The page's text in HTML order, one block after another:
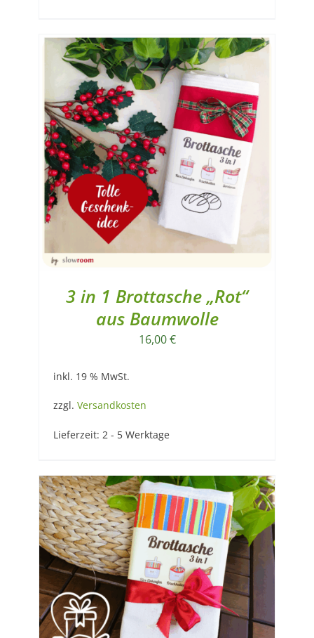
3 in 1 Brottasche „Rot“
aus Baumwolle
16,00€
inkl. 19 % MwSt.
zzgl. Versandkosten
Lieferzeit: 2 - 5 Werktage